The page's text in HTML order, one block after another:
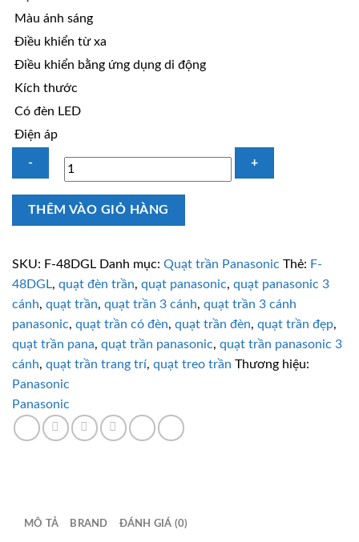
Màu ánh sáng
Điều khiển từ xa
Điều khiển bằng ứng dụng di động
Kích thước
Có đèn LED
Điện áp
Quạt
3
48DGL
điều
khiển
điện
thoại
số
lượng
THÊM VÀO GIỎ HÀNG
SKU: F-48DGL Danh mục: Quạt trần Panasonic Thẻ: F-
48DGL, quạt đèn trần, quạt panasonic, quạt panasonic 3
cánh, quạt trần, quạt trần 3 cánh, quạt trần 3 cánh
panasonic, quạt trần có đèn, quạt trần đèn, quạt trần đẹp,
quạt trần pana, quạt trần panasonic, quạt trần panasonic 3
cánh, quạt trần trang trí, quạt treo trần Thương hiệu:
Panasonic
Panasonic
MÔ TẢ BRAND ĐÁNH GIÁ (0)